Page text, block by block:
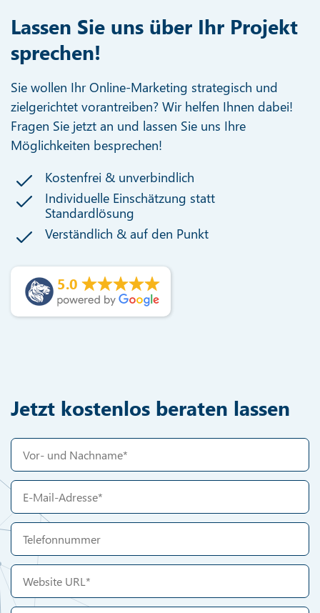
Lassen Sie uns über Ihr Projekt
sprechen!
Sie wollen Ihr Online-Marketing strategisch und
zielgerichtet vorantreiben? Wir helfen Ihnen dabei!
Fragen Sie jetzt an und lassen Sie uns Ihre
Möglichkeiten besprechen!
Kostenfrei & unverbindlich
Individuelle Einschätzung statt
Standardlösung
Verständlich & auf den Punkt
5.0
Jetzt kostenlos beraten lassen